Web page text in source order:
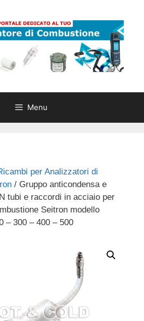
Menu
per Analizzatori di
/ Gruppo anticondensa e
tubi e raccordi in acciaio per
Seitron modello
– 300 – 400 – 500